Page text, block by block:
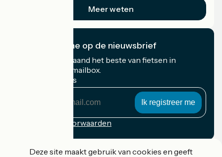
Meer weten
Ik abonneer me op de nieuwsbrief
Ontvang elke maand het beste van fietsen in
Frankrijk in uw mailbox.
Mijn e-mailadres
Inschrijvingsvoorwaarden
Deze site maakt gebruik van cookies en geeft